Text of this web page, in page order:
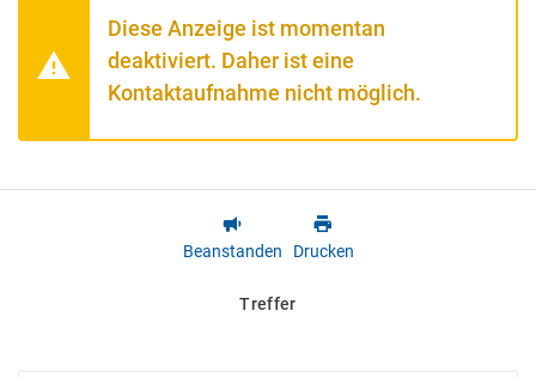
Diese Anzeige ist momentan
deaktiviert. Daher ist eine
Kontaktaufnahme nicht möglich.
Beanstanden Drucken
Treffer